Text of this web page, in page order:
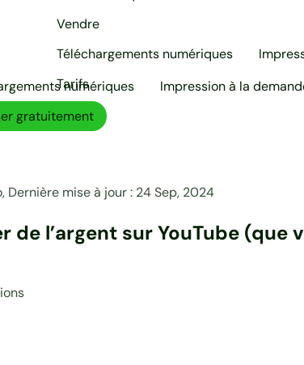
Vendre
Téléchargements numériques
Tarifs
numériques Impression à la
gratuitement
Dernière mise à jour : 24 Sep, 2024
de l’argent sur YouTube (que